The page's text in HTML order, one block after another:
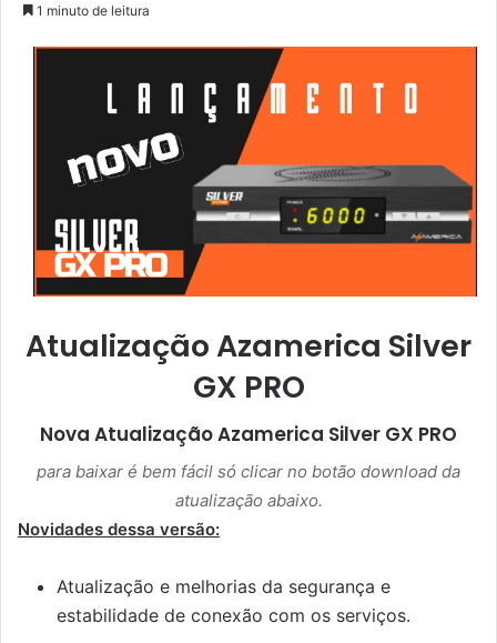
e
u
-
m
a
l
1 minuto de leitura
Atualização Azamerica Silver
GX PRO
Nova AtualizaçãoAzamerica Silver GX PRO
para baixar é bem fácil só clicar no botão download da
atualização abaixo.
Novidades dessa versão:
Atualização e melhorias da segurança e
estabilidade de conexão com os serviços.